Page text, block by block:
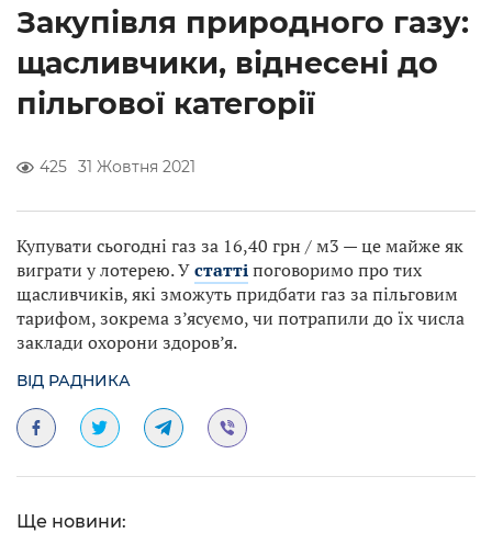
Закупівля природного газу:
щасливчики, віднесені до
пільгової категорії
425 31 Жовтня 2021
Купувати сьогодні газ за 16,40 грн / м3 — це майже як
виграти у лотерею. Устаттіпоговоримо про тих
щасливчиків, які зможуть придбати газ за пільговим
тарифом, зокрема з’ясуємо, чи потрапили до їх числа
заклади охорони здоров’я.
ВІД РАДНИКА
Ще новини: